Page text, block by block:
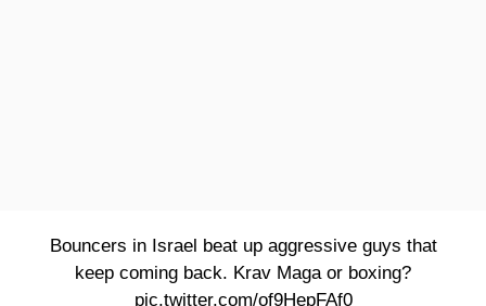
Bouncers in Israel beat up aggressive guys that
keep coming back. Krav Maga or boxing?
pic.twitter.com/of9HepFAf0